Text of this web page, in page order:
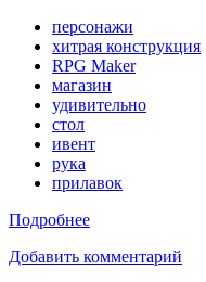
персонажи
хитрая конструкция
RPG Maker
магазин
удивительно
стол
ивент
рука
прилавок
Подробнее
Добавить комментарий